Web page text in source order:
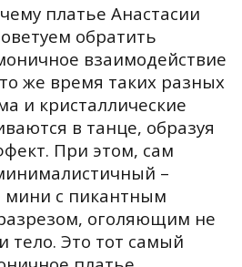
платье Анастасии
обратить
взаимодействие
же время таких разных
и кристаллические
в танце, образуя
При этом, сам
–
мини с пикантным
оголяющим не
тело. Это тот самый